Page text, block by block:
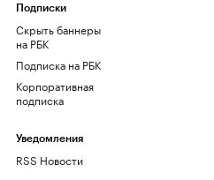
Подписки
Скрыть баннеры
на РБК
Подписка на РБК
Корпоративная
подписка
Уведомления
RSS Новости